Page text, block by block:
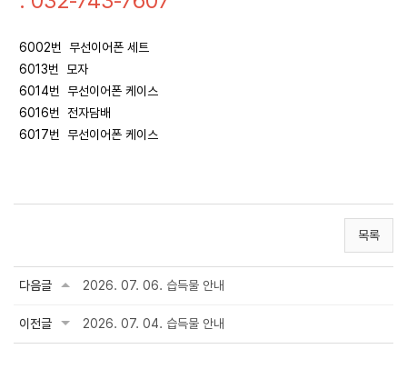
6002번 무선이어폰 세트
6013번 모자
6014번 무선이어폰 케이스
6016번 전자담배
6017번 무선이어폰 케이스
목록
다음글 2026. 07. 06. 습득물 안내
이전글 2026. 07. 04. 습득물 안내